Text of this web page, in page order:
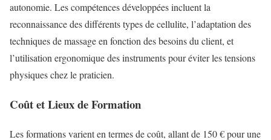
autonomie. Les compétences développées incluent la
reconnaissance des différents types de cellulite, l’adaptation des
techniques de massage en fonction des besoins du client, et
l’utilisation ergonomique des instruments pour éviter les tensions
physiques chez le praticien.
Coût et Lieux de Formation
Les formations varient en termes de coût, allant de 150 € pour une